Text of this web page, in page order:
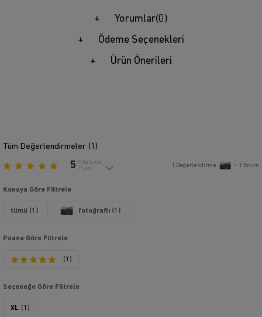
Yorumlar(0)
Ödeme Seçenekleri
Ürün Önerileri
Tüm Değerlendirmeler ( 1 )
5 Ortalama
Puan
1 Değerlendirme • 1 Yorum
Konuya Göre Filtrele
tümü (1) fotoğraflı (1)
Puana Göre Filtrele
(1)
Seçeneğe Göre Filtrele
XL (1)